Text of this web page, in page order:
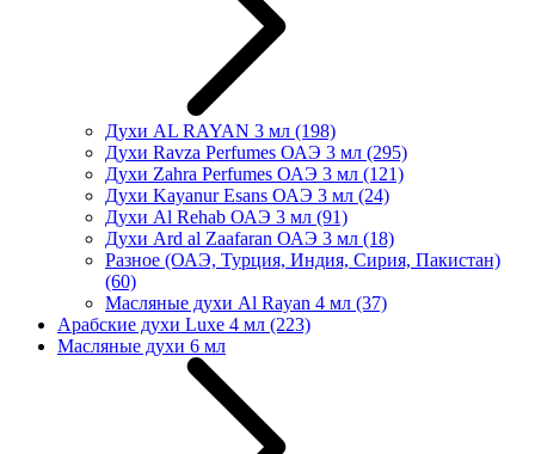
Духи AL RAYAN 3 мл (198)
Духи Ravza Perfumes ОАЭ 3 мл (295)
Духи Zahra Perfumes ОАЭ 3 мл (121)
Духи Kayanur Esans ОАЭ 3 мл (24)
Духи Al Rehab ОАЭ 3 мл (91)
Духи Ard al Zaafaran ОАЭ 3 мл (18)
Разное (ОАЭ, Турция, Индия, Сирия, Пакистан)
(60)
Масляные духи Al Rayan 4 мл (37)
Арабские духи Luxe 4 мл (223)
Масляные духи 6 мл